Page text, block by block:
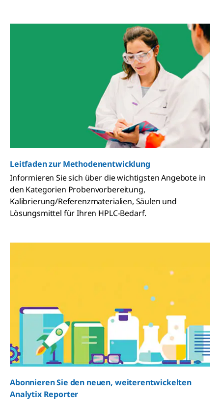
Leitfaden zur Methodenentwicklung
Informieren Sie sich über die wichtigsten Angebote in
den Kategorien Probenvorbereitung,
Kalibrierung/Referenzmaterialien, Säulen und
Lösungsmittel für Ihren HPLC-Bedarf.
Abonnieren Sie den neuen, weiterentwickelten
Analytix Reporter